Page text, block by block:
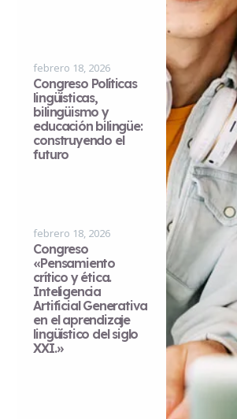
febrero 18, 2026
Congreso Políticas
lingüísticas,
bilingüismo y
educación bilingüe:
construyendo el
futuro
febrero 18, 2026
Congreso
«Pensamiento
crítico y ética.
Inteligencia
Artificial Generativa
en el aprendizaje
lingüístico del siglo
XXI.»